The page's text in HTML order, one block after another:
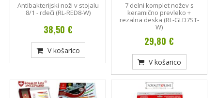
Antibakterijski noži v stojalu
8/1 - rdeči (RL-RED8-W)
38,50 €
V košarico
7 delni komplet nožev s
keramično prevleko +
rezalna deska (RL-GLD7ST-
W)
29,80 €
V košarico